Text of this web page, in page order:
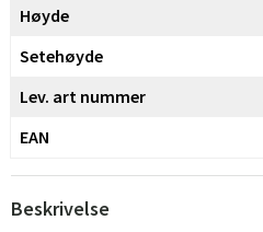
Høyde
Setehøyde
Lev. art nummer
EAN
Beskrivelse